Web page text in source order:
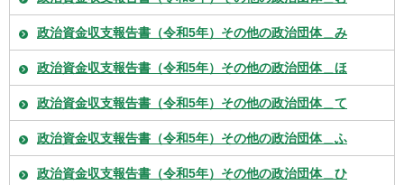
政治資金収支報告書（令和5年）その他の政治団体＿み
政治資金収支報告書（令和5年）その他の政治団体＿ほ
政治資金収支報告書（令和5年）その他の政治団体＿て
政治資金収支報告書（令和5年）その他の政治団体＿ふ
政治資金収支報告書（令和5年）その他の政治団体＿ひ